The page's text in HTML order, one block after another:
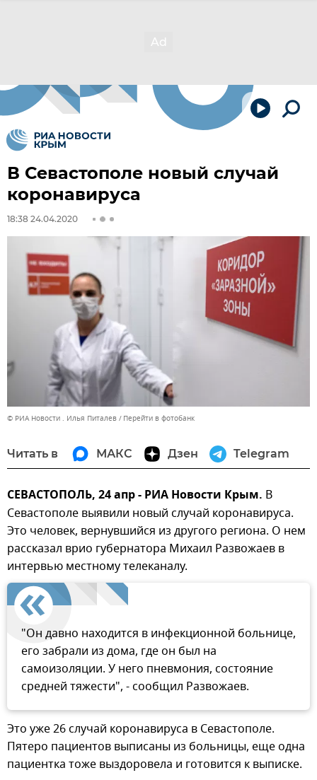
В Севастополе новый случай
коронавируса
18:38 24.04.2020
© РИА Новости . Илья Питалев Перейти в фотобанк
Читать в МАКС Дзен Telegram
СЕВАСТОПОЛЬ, 24 апр - РИА Новости Крым. В
Севастополе выявили новый случай коронавируса.
Это человек, вернувшийся из другого региона. О нем
рассказал врио губернатора Михаил Развожаев в
интервью местному телеканалу.
"Он давно находится в инфекционной больнице,
его забрали из дома, где он был на
самоизоляции. У него пневмония, состояние
средней тяжести", - сообщил Развожаев.
Это уже 26 случай коронавируса в Севастополе.
Пятеро пациентов выписаны из больницы, еще одна
пациентка тоже выздоровела и готовится к выписке.